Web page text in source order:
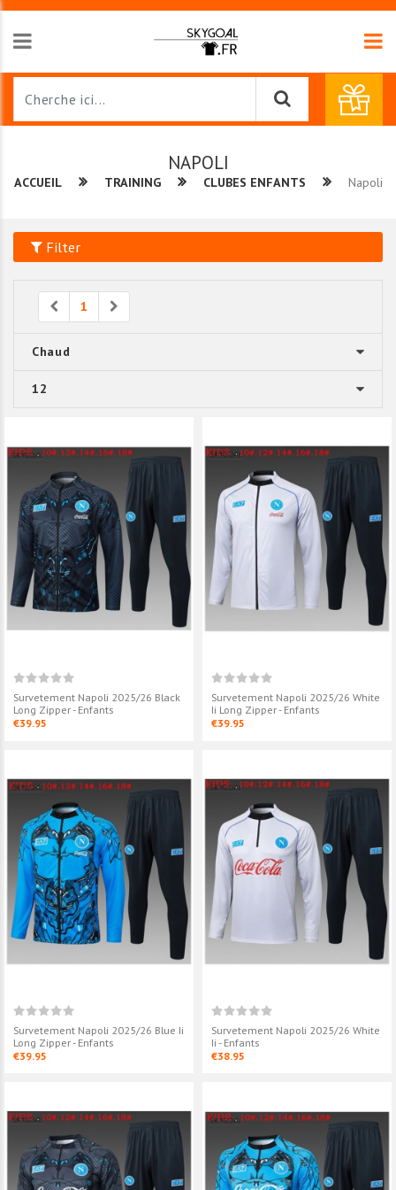
NAPOLI
ACCUEIL TRAINING CLUBES ENFANTS Napoli
White Ii - Enfants
€38.95
White - Enfants
€39.95
Filter
Previous
1
Survetement Napoli 2025/26 Black
Long Zipper - Enfants
€39.95
Survetement Napoli 2025/26 White
Ii Long Zipper - Enfants
€39.95
Survetement Napoli 2025/26 Blue Ii
Long Zipper - Enfants
€39.95
Survetement Napoli 2025/26 White
Ii - Enfants
€38.95